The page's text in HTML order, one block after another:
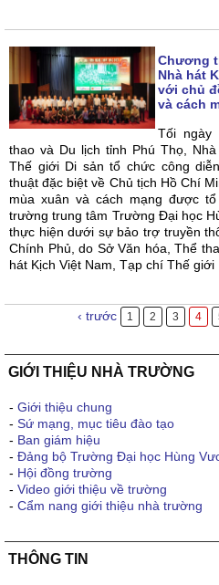
Chương
Nhà hát
với chủ
và cách
Tối ngày
thao và Du lịch tỉnh Phú Thọ,
Thế giới Di sản tổ chức công
thuật đặc biệt về Chủ tịch Hồ Chí
mùa xuân và cách mạng được
trường trung tâm Trường Đại học
thực hiện dưới sự bảo trợ truyền
Chính Phủ, do Sở Văn hóa, Thể
hát Kịch Việt Nam, Tạp chí Thế giới
‹ trước 1 2 3 4
GIỚI THIỆU NHÀ TRƯỜNG
- Giới thiệu chung
- Sứ mạng, mục tiêu đào tạo
- Ban giám hiệu
- Đảng bộ Trường Đại học Hùng
- Hội đồng trường
- Video giới thiệu về trường
- Cẩm nang giới thiệu nhà trường
THÔNG TIN